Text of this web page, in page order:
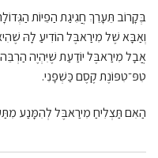
בְּקָרוֹב תֵּעָרֵךְ חֲגִיגַת הַפֵיוֹת
וְאַבָּא שֶׁל מִירַאבֶּל הוֹדִיעַ לָהּ
אֲבָל מִירַאבֶּל יוֹדַעַת שֶׁיִּהְיֶה
טִפּ־טִפּוֹנֶת קֶסֶם כַּשְׁפָנִי.
הַאִם תַּצְלִיחַ מִירַאבֶּל לְהִמָּנַע